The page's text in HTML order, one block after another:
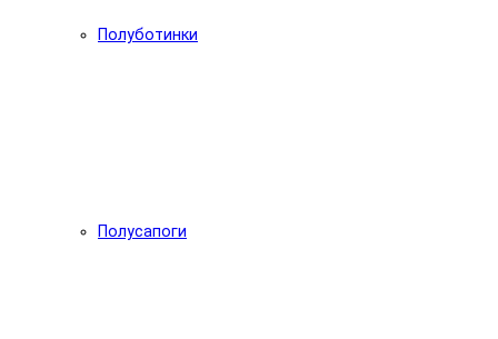
Полуботинки
Полусапоги